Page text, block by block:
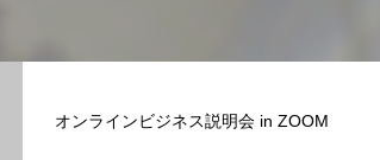
オンラインビジネス説明会 in ZOOM